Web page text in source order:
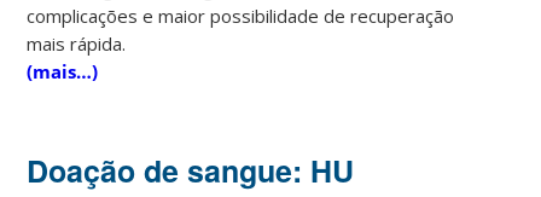
complicações e maior possibilidade de recuperação
mais rápida.
(mais…)
Doação de sangue: HU